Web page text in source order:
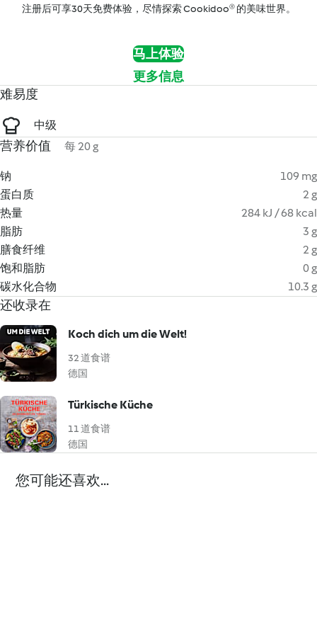
注册后可享30天免费体验，尽情探索 Cookidoo® 的美味世界。
马上体验
更多信息
难易度
中级
营养价值 每 20 g
钠
109 mg
蛋白质
2 g
热量
284 kJ / 68 kcal
脂肪
3 g
膳食纤维
2 g
饱和脂肪
0 g
碳水化合物
10.3 g
还收录在
Koch dich um die Welt!
32 道食谱
德国
Türkische Küche
11 道食谱
德国
您可能还喜欢...